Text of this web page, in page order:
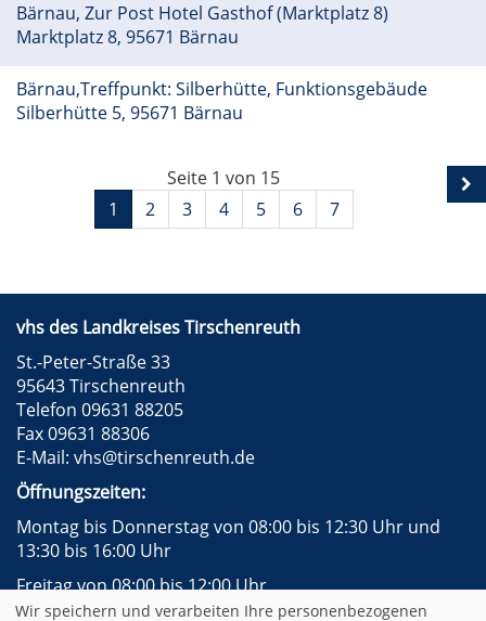
Bärnau, Zur Post Hotel Gasthof (Marktplatz 8)
Marktplatz 8, 95671 Bärnau
Bärnau,Treffpunkt: Silberhütte, Funktionsgebäude
Silberhütte 5, 95671 Bärnau
Seite 1 von 15
1
2 3 4 5 6 7
vhs des Landkreises Tirschenreuth
St.-Peter-Straße 33
95643 Tirschenreuth
Telefon 09631 88205
Fax 09631 88306
E-Mail: vhs@tirschenreuth.de
Öffnungszeiten:
Montag bis Donnerstag von 08:00 bis 12:30 Uhr und
13:30 bis 16:00 Uhr
Freitag von 08:00 bis 12:00 Uhr
Wir speichern und verarbeiten Ihre personenbezogenen